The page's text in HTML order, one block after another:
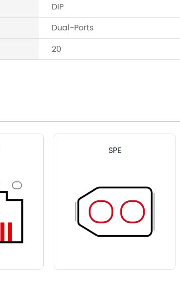
DIP
Dual-Ports
20
SPE